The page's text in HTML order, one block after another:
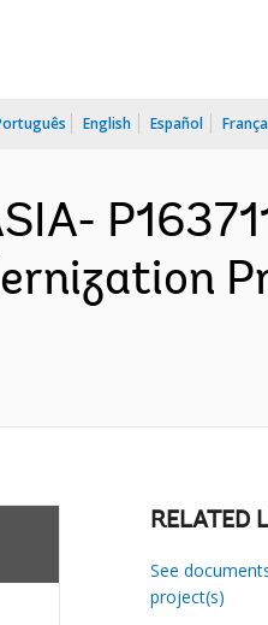
English Español
RELATED
See
project(s)